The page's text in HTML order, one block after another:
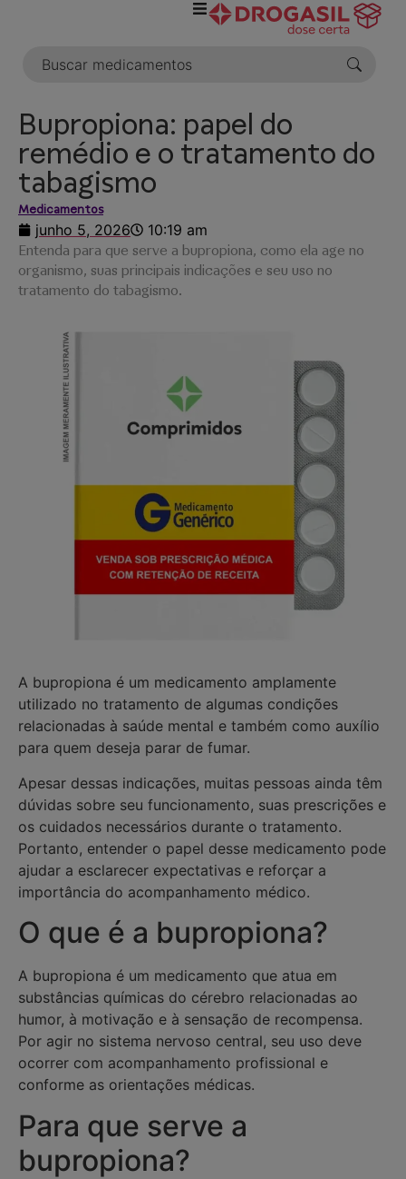
Bupropiona: papel do
remédio e o tratamento do
tabagismo
Medicamentos
junho 5, 2026 10:19 am
Entenda para que serve a bupropiona, como ela age no
organismo, suas principais indicações e seu uso no
tratamento do tabagismo.
A bupropiona é um medicamento amplamente
utilizado no tratamento de algumas condições
relacionadas à saúde mental e também como auxílio
para quem deseja parar de fumar.
Apesar dessas indicações, muitas pessoas ainda têm
dúvidas sobre seu funcionamento, suas prescrições e
os cuidados necessários durante o tratamento.
Portanto, entender o papel desse medicamento pode
ajudar a esclarecer expectativas e reforçar a
importância do acompanhamento médico.
O que é a bupropiona?
A bupropiona é um medicamento que atua em
substâncias químicas do cérebro relacionadas ao
humor, à motivação e à sensação de recompensa.
Por agir no sistema nervoso central, seu uso deve
ocorrer com acompanhamento profissional e
conforme as orientações médicas.
Para que serve a
bupropiona?